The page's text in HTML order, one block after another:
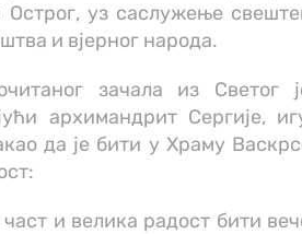
Острог, уз саслужење
и вјерног народа.
зачала из Светог
архимандрит Сергије,
да је бити у Храму
част и велика радост бити